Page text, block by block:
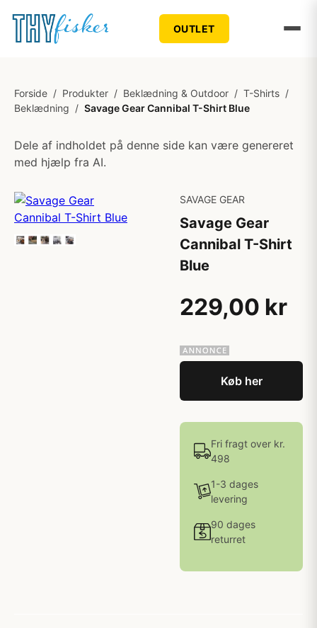
OUTLET
Forside / Produkter / Beklædning & Outdoor / T-Shirts /
Beklædning / Savage Gear Cannibal T-Shirt Blue
Dele af indholdet på denne side kan være genereret
med hjælp fra AI.
SAVAGE GEAR
Savage Gear
Cannibal T-Shirt
Blue
229,00 kr
Køb her
Fri fragt over kr.
498
1-3 dages
levering
90 dages
returret